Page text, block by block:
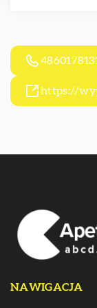
https://
NAWIGACJA